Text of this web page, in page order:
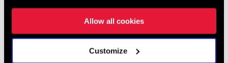
Allow all cookies
Customize
VOIR PLUS DE CARACTÉRISTIQUES
Certaines variantes de ce produit présenté sur cette page ne sont
pas disponibles à l'achat mais sont montées sur les vélos complets
uniquement. Veuillez consulter votre revendeur local pour plus de